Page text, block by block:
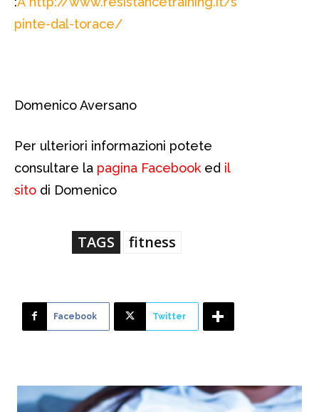
pinte-dal-torace/
Domenico Aversano
Per ulteriori informazioni potete
consultare la pagina Facebook ed il
sito di Domenico
TAGS fitness
Facebook Twitter